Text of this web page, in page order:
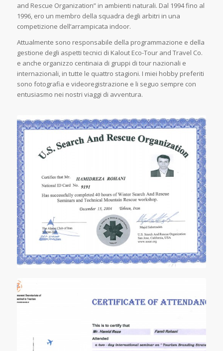
and Rescue Organization” in ambienti naturali. Dal 1994 fino al
1996, ero un membro della squadra degli arbitri in una
competizione dell’arrampicata indoor.
Attualmente sono responsabile della programmazione e della
gestione degli aspetti tecnici di Kalout Eco-Tour and Travel Co.
e anche organizzo centinaia di gruppi di tour nazionali e
internazionali, in tutte le quattro stagioni. I miei hobby preferiti
sono fotografia e videoregistrazione e li seguo sempre con
entusiasmo nei nostri viaggi di avventura.